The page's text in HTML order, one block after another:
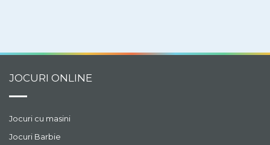
JOCURI ONLINE
Jocuri cu masini
Jocuri Barbie